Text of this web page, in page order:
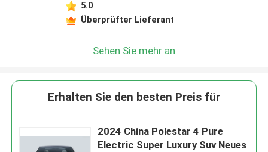
5.0
Überprüfter Lieferant
Sehen Sie mehr an
Erhalten Sie den besten Preis für
2024 China Polestar 4 Pure
Electric Super Luxury Suv Neues